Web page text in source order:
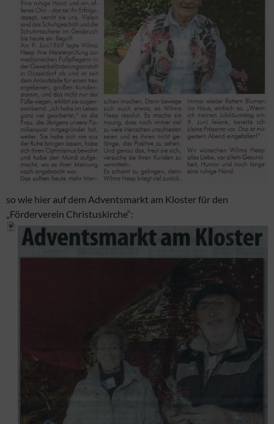
so wie hier auf dem Adventsmarkt am Kloster für den
„Förderverein Christuskirche“: